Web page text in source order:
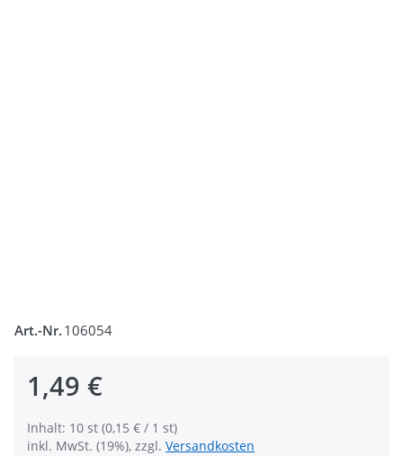
Art.-Nr. 106054
1,49 €
Inhalt: 10 st (0,15 € / 1 st)
inkl. MwSt. (19%), zzgl. Versandkosten